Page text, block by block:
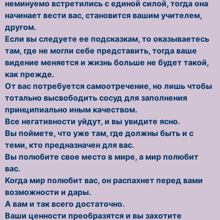
неминуемо встретились с единой силой, тогда она
начинает вести вас, становится вашим учителем,
другом.
Если вы следуете ее подсказкам, то оказываетесь
там, где не могли себе представить, тогда ваше
видение меняется и жизнь больше не будет такой,
как прежде.
От вас потребуется самоотречение, но лишь чтобы
тотально высвободить сосуд для заполнения
принципиально иным качеством.
Все негативности уйдут, и вы увидите ясно.
Вы поймете, что уже там, где должны быть и с
теми, кто предназначен для вас.
Вы полюбите свое место в мире, а мир полюбит
вас.
Когда мир полюбит вас, он распахнет перед вами
возможности и дары.
А вам и так всего достаточно.
Ваши ценности преобразятся и вы захотите